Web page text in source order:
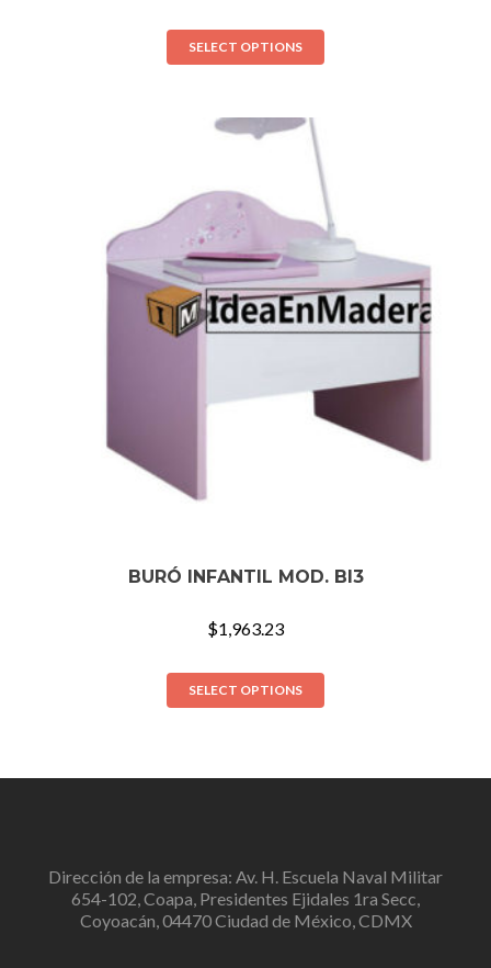
SELECT OPTIONS
BURÓ INFANTIL MOD. BI3
$1,963.23
SELECT OPTIONS
Dirección de la empresa: Av. H. Escuela Naval Militar
654-102, Coapa, Presidentes Ejidales 1ra Secc,
Coyoacán, 04470 Ciudad de México, CDMX